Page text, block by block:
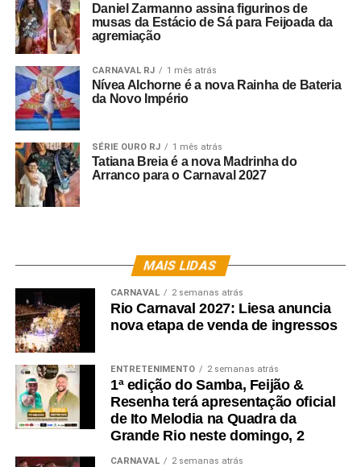
Daniel Zarmanno assina figurinos de
musas da Estácio de Sá para Feijoada da
agremiação
CARNAVAL RJ 1 mês atrás
Nívea Alchorne é a nova Rainha de Bateria
da Novo Império
SÉRIE OURO RJ 1 mês atrás
Tatiana Breia é a nova Madrinha do
Arranco para o Carnaval 2027
MAIS LIDAS
CARNAVAL 2 semanas atrás
Rio Carnaval 2027: Liesa anuncia
nova etapa de venda de ingressos
ENTRETENIMENTO 2 semanas atrás
1ª edição do Samba, Feijão &
Resenha terá apresentação oficial
de Ito Melodia na Quadra da
Grande Rio neste domingo, 2
CARNAVAL 2 semanas atrás